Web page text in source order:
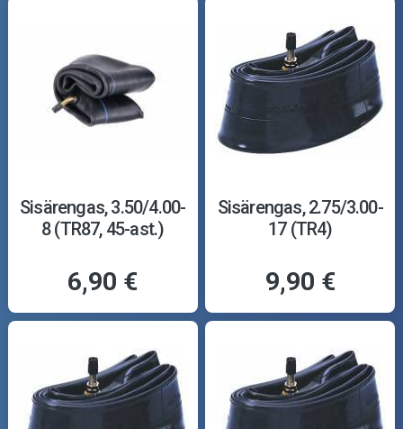
Sisärengas, 3.50/4.00-
8 (TR87, 45-ast.)
6,90 €
Sisärengas, 2.75/3.00-
17 (TR4)
9,90 €